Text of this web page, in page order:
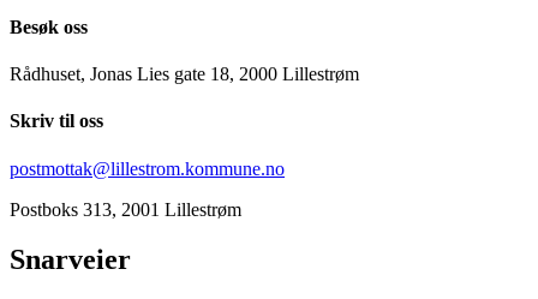
Besøk oss
Rådhuset, Jonas Lies gate 18, 2000 Lillestrøm
Skriv til oss
postmottak@lillestrom.kommune.no
Postboks 313, 2001 Lillestrøm
Snarveier